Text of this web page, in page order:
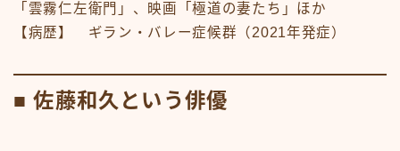
「雲霧仁左衛門」、映画「極道の妻たち」ほか
【病歴】 ギラン・バレー症候群（2021年発症）
■ 佐藤和久という俳優